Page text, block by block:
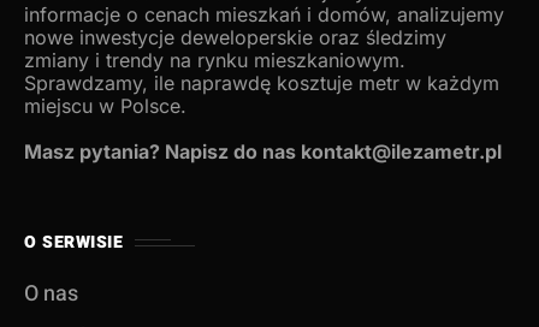
informacje o cenach mieszkań i domów, analizujemy
nowe inwestycje deweloperskie oraz śledzimy
zmiany i trendy na rynku mieszkaniowym.
Sprawdzamy, ile naprawdę kosztuje metr w każdym
miejscu w Polsce.
Masz pytania? Napisz do nas kontakt@ilezametr.pl
O SERWISIE
O nas